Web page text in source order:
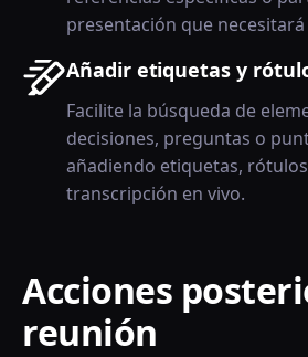
presentación que
Añadir etiquetas y
Facilite la búsqueda de
decisiones, preguntas o
añadiendo etiquetas,
transcripción en vivo.
Acciones
reunión